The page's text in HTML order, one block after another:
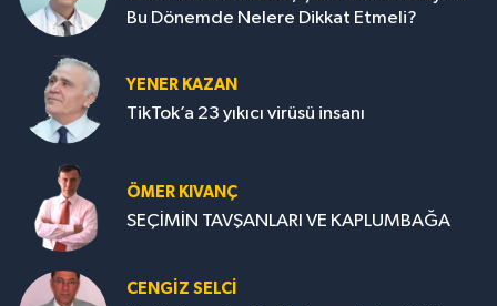
Bu Dönemde Nelere Dikkat Etmeli?
YENER KAZAN
TikTok’a 23 yıkıcı virüsü insanı
ÖMER KIVANÇ
SEÇİMİN TAVŞANLARI VE KAPLUMBAĞA
CENGİZ SELCİ